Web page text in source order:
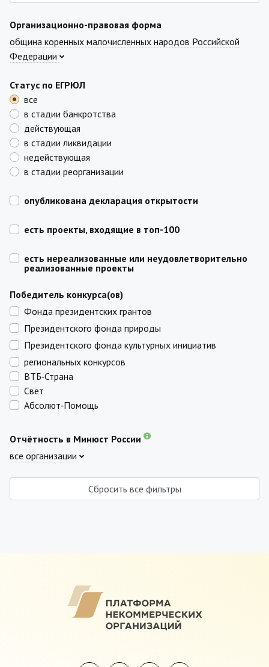
Организационно-правовая форма
община коренных малочисленных народов Российской
Федерации
Статус по ЕГРЮЛ
все
в стадии банкротства
действующая
в стадии ликвидации
недействующая
в стадии реорганизации
опубликована декларация открытости
есть проекты, входящие в топ-100
есть нереализованные или неудовлетворительно
реализованные проекты
Победитель конкурса(ов)
Фонда президентских грантов
Президентского фонда природы
Президентского фонда культурных инициатив
региональных конкурсов
ВТБ‑Страна
Свет
Абсолют‑Помощь
Отчётность в Минюст России
все организации
Сбросить все фильтры